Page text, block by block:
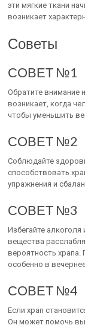
эти мягкие ткани
возникает
Советы
СОВЕТ №1
Обратите внимание
возникает, когда
чтобы уменьшить
СОВЕТ №2
Соблюдайте
способствовать
упражнения и
СОВЕТ №3
Избегайте
вещества
вероятность храпа.
особенно в
СОВЕТ №4
Если храп
Он может помочь